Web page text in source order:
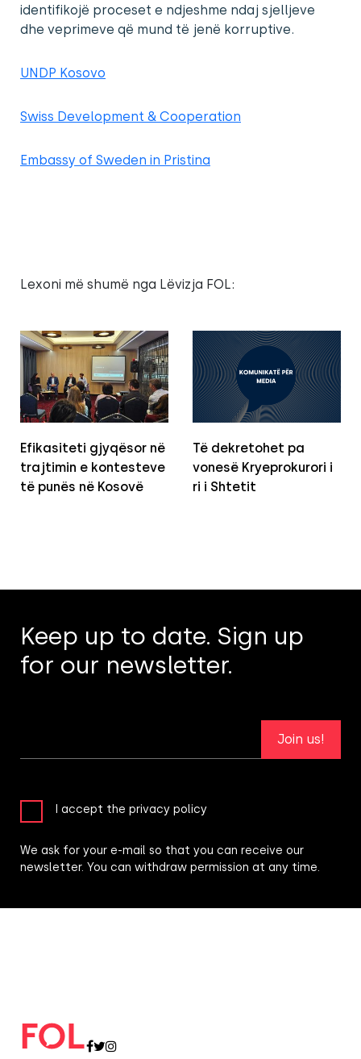
identifikojë proceset e ndjeshme ndaj sjelljeve
dhe veprimeve që mund të jenë korruptive.
UNDP Kosovo
Swiss Development & Cooperation
Embassy of Sweden in Pristina
Lexoni më shumë nga Lëvizja FOL:
Efikasiteti gjyqësor në
trajtimin e kontesteve
të punës në Kosovë
Të dekretohet pa
vonesë Kryeprokurori i
ri i Shtetit
Keep up to date. Sign up
for our newsletter.
Join us!
I accept the privacy policy
We ask for your e-mail so that you can receive our
newsletter. You can withdraw permission at any time.